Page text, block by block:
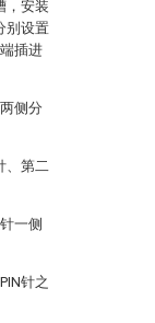
，安装
别设置
插进
侧分
、第二
一侧
针之